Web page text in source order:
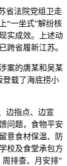
省法院党组卫走
“一坐式”解纷核
实成效。上述动
跨省履新江苏。
案的唐某和吴某
登载了海底捞小
边指点、边宣
问题，食物平安
意食材保温、防
校及食堂承包方
排查、月安排”